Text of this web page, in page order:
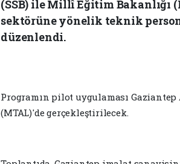
(SSB) ile Millî Eğitim Bakanlığı
sektörüne yönelik teknik
düzenlendi.
Programın pilot uygulaması
(MTAL)'de gerçekleştirilecek.